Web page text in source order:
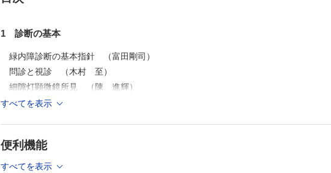
CQ 症状進行評価が疑わしいときの追加検査について教え
1 診断の基本
緑内障診断の基本指針 （富田剛司）
問診と視診 （木村 至）
細隙灯顕微鏡所見 （陳 進輝）
眼圧検査の測定機器 （丸山勝彦）
CQ ベースライン眼圧測定にはどうしたらよいでしょうか? （杉本麗子）
CQ 眼圧負荷試験には，どんな意義がありますか? （野中淳之）
すべてを表示
便利機能
すべてを表示